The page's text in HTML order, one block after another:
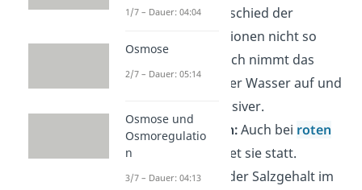
dass der Unterschied der
Salzkonzentrationen nicht so
groß ist. Dadurch nimmt das
Gemüse weniger Wasser auf und
schmeckt intensiver.
Rote Blutzellen:Auch bei roten
findet sie statt.
Deshalb muss der Salzgehalt im
1/7 – Dauer: 04:04
Osmose
2/7 – Dauer: 05:14
Osmose und
Osmoregulatio
n
3/7 – Dauer: 04:13